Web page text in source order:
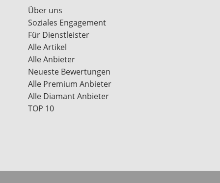
Über uns
Soziales Engagement
Für Dienstleister
Alle Artikel
Alle Anbieter
Neueste Bewertungen
Alle Premium Anbieter
Alle Diamant Anbieter
TOP 10